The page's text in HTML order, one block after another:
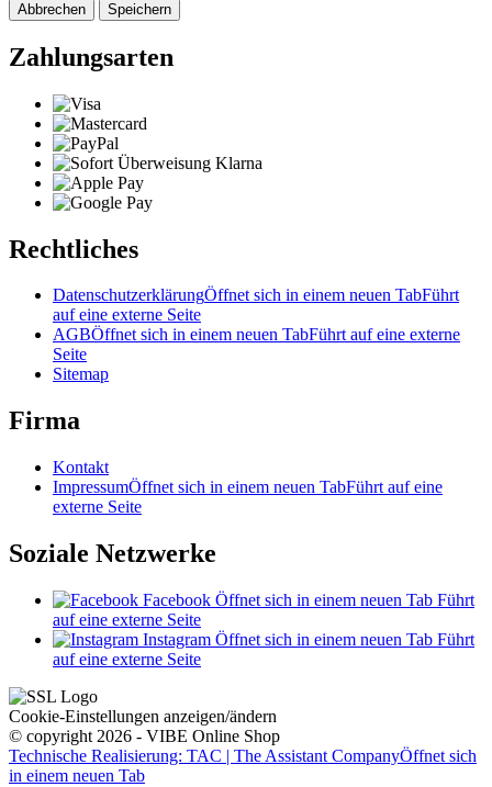
Abbrechen Speichern
Zahlungsarten
Rechtliches
DatenschutzerklärungÖffnet sich in einem neuen TabFührt
auf eine externe Seite
AGBÖffnet sich in einem neuen TabFührt auf eine externe
Seite
Sitemap
Firma
Kontakt
ImpressumÖffnet sich in einem neuen TabFührt auf eine
externe Seite
Soziale Netzwerke
Facebook Öffnet sich in einem neuen Tab Führt
auf eine externe Seite
Instagram Öffnet sich in einem neuen Tab Führt
auf eine externe Seite
Cookie-Einstellungen anzeigen/ändern
© copyright 2026 - VIBE Online Shop
Technische Realisierung: TAC | The Assistant CompanyÖffnet sich
in einem neuen Tab